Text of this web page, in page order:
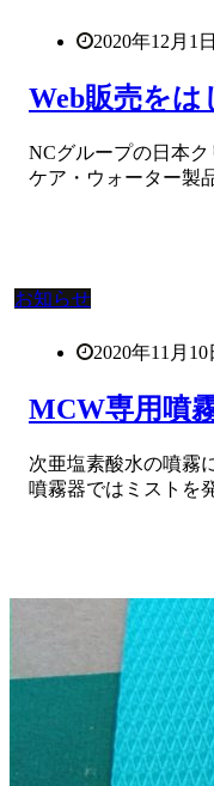
2020年12月1日
Web販売をは
NCグループの日本ク
ケア・ウォーター製
お知らせ
2020年11月10
MCW専用噴
次亜塩素酸水の噴霧
噴霧器ではミストを